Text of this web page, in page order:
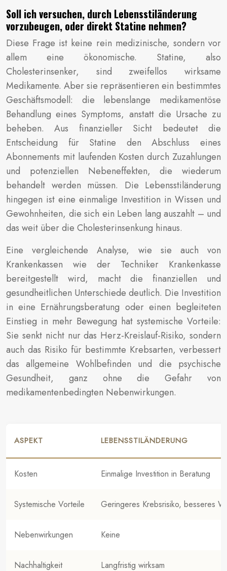
Soll ich versuchen, durch Lebensstiländerung
vorzubeugen, oder direkt Statine nehmen?
Diese Frage ist keine rein medizinische, sondern vor
allem eine ökonomische. Statine, also
Cholesterinsenker, sind zweifellos wirksame
Medikamente. Aber sie repräsentieren ein bestimmtes
Geschäftsmodell: die lebenslange medikamentöse
Behandlung eines Symptoms, anstatt die Ursache zu
beheben. Aus finanzieller Sicht bedeutet die
Entscheidung für Statine den Abschluss eines
Abonnements mit laufenden Kosten durch Zuzahlungen
und potenziellen Nebeneffekten, die wiederum
behandelt werden müssen. Die Lebensstiländerung
hingegen ist eine einmalige Investition in Wissen und
Gewohnheiten, die sich ein Leben lang auszahlt – und
das weit über die Cholesterinsenkung hinaus.
Eine vergleichende Analyse, wie sie auch von
Krankenkassen wie der Techniker Krankenkasse
bereitgestellt wird, macht die finanziellen und
gesundheitlichen Unterschiede deutlich. Die Investition
in eine Ernährungsberatung oder einen begleiteten
Einstieg in mehr Bewegung hat systemische Vorteile:
Sie senkt nicht nur das Herz-Kreislauf-Risiko, sondern
auch das Risiko für bestimmte Krebsarten, verbessert
das allgemeine Wohlbefinden und die psychische
Gesundheit, ganz ohne die Gefahr von
medikamentenbedingten Nebenwirkungen.
ASPEKT LEBENSSTILÄNDERUNG
Kosten Einmalige Investition in Beratung
Systemische Vorteile Geringeres Krebsrisiko, besseres
Nebenwirkungen Keine
Nachhaltigkeit Langfristig wirksam